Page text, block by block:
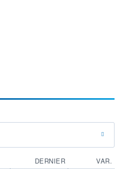
DERNIER
VAR.